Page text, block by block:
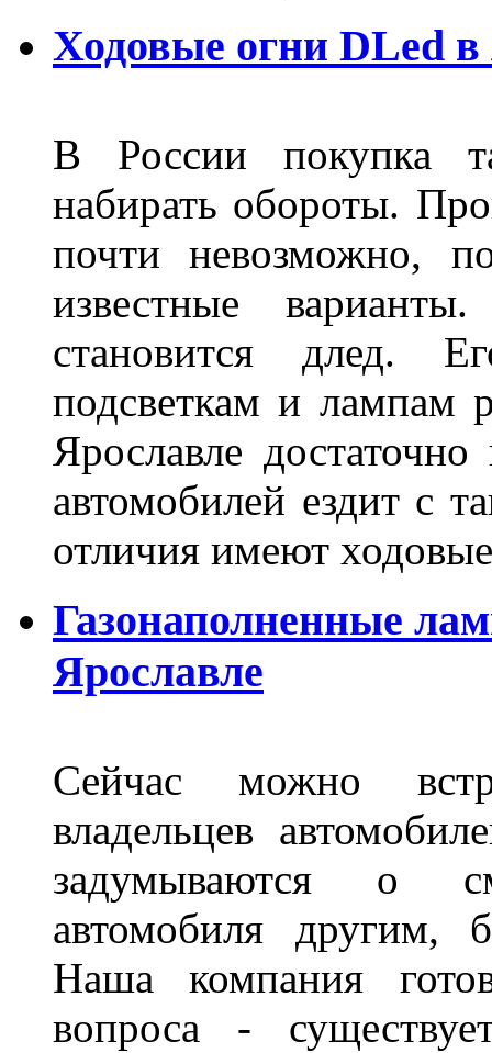
Ходовые огни DLed в
В России покупка
набирать обороты.
почти невозможно,
известные
становится длед.
подсветкам и лампам
Ярославле
автомобилей ездит с
отличия имеют
Газонаполненные
Ярославле
Сейчас можно
владельцев
задумываются о
автомобиля другим,
Наша компания
вопроса -